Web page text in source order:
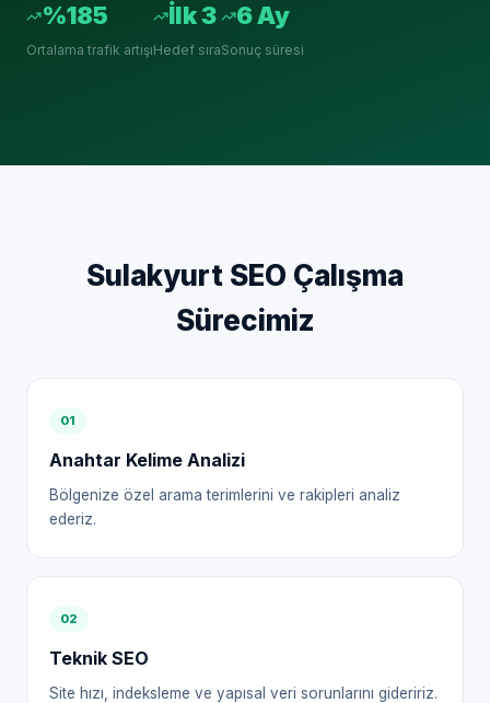
%185
Ortalama trafik artışı
İlk 3
Hedef sıra
6 Ay
Sonuç süresi
Sulakyurt SEO Çalışma
Sürecimiz
01
Anahtar Kelime Analizi
Bölgenize özel arama terimlerini ve rakipleri analiz
ederiz.
02
Teknik SEO
Site hızı, indeksleme ve yapısal veri sorunlarını gideririz.